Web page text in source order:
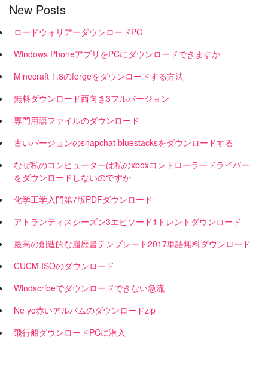
New Posts
ロードウォリアーダウンロードPC
Windows PhoneアプリをPCにダウンロードできますか
Minecraft 1.8のforgeをダウンロードする方法
無料ダウンロード西向き3フルバージョン
専門用語ファイルのダウンロード
古いバージョンのsnapchat bluestacksをダウンロードする
なぜ私のコンピューターは私のxboxコントローラードライバー
をダウンロードしないのですか
化学工学入門第7版PDFダウンロード
アトランティスシーズン3エピソード1トレントダウンロード
最高の創造的な履歴書テンプレート2017単語無料ダウンロード
CUCM ISOのダウンロード
Windscribeでダウンロードできない急流
Ne yo赤いアルバムのダウンロードzip
飛行船ダウンロードPCに潜入